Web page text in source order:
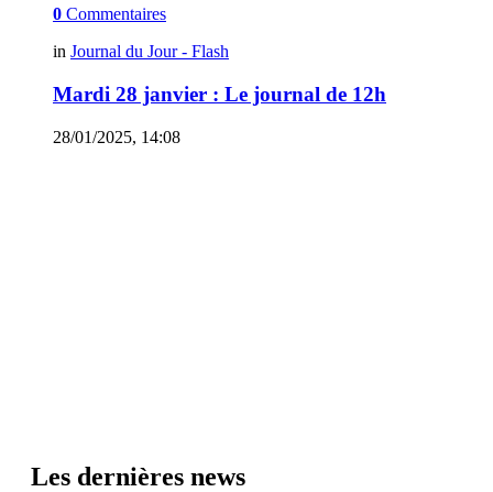
0 Commentaires
in Journal du Jour - Flash
Mardi 28 janvier : Le journal de 12h
28/01/2025, 14:08
Les dernières news